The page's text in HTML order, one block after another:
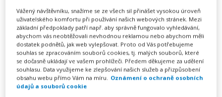
Rodina
Nemovitosti
Tipy pro vás
Aktuality
Všechny články
Vážený návštěvníku, snažíme se ze všech sil přinášet vysokou úroveň
uživatelského komfortu při používání našich webových stránek. Mezi
základní předpoklady patří např. aby správně fungovalo vyhledávání,
abychom vás neobtěžovali nevhodnou reklamou nebo abychom měli
dostatek podnětů, jak web vylepšovat. Proto od Vás potřebujeme
souhlas se zpracováním souborů cookies, tj. malých souborů, které
se dočasně ukládají ve vašem prohlížeči. Předem děkujeme za udělení
souhlasu. Data využijeme ke zlepšování našich služeb a přizpůsobení
obsahu webu přímo Vám na míru. Oznámení o ochraně osobních
údajů a souborů cookie